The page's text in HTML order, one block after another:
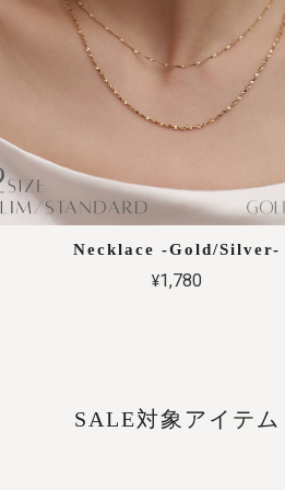
Necklace -Gold/Silver-
¥1,780
SALE対象アイテム